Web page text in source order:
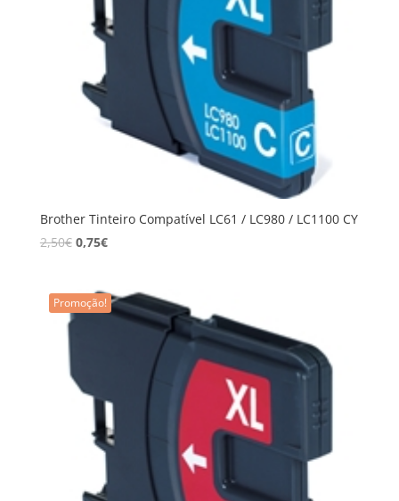
Brother Tinteiro Compatível LC61 / LC980 / LC1100 CY
2,50€ 0,75€
Promoção!